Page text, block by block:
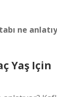
ne
Yaş Için